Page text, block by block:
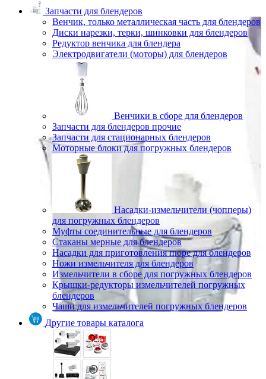
Запчасти для блендеров
Венчик, только металлическая часть для блендеров
Диски нарезки, терки, шинковки для блендеров
Редуктор венчика для блендера
Электродвигатели (моторы) для блендеров
Венчики в сборе для блендеров
Запчасти для блендеров прочие
Запчасти для стационарных блендеров
Моторные блоки для погружных блендеров
Насадки-измельчители (чопперы)
для погружных блендеров
Муфты соединительные для блендеров
Стаканы мерные для блендеров
Насадки для приготовления пюре для блендеров
Ножи измельчителя для блендеров
Измельчители в сборе для погружных блендеров
Крышки-редукторы измельчителей погружных
блендеров
Чаши для измельчителей погружных блендеров
Другие товары каталога